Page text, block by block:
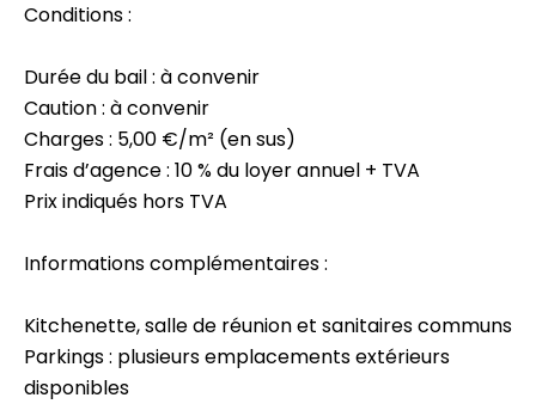
Conditions :
Durée du bail : à convenir
Caution : à convenir
Charges : 5,00 €/m² (en sus)
Frais d’agence : 10 % du loyer annuel + TVA
Prix indiqués hors TVA
Informations complémentaires :
Kitchenette, salle de réunion et sanitaires communs
Parkings : plusieurs emplacements extérieurs
disponibles